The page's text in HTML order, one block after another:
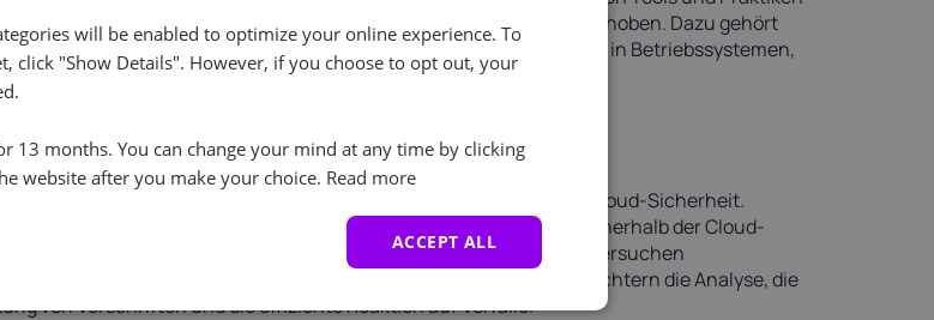
werden Sicherheitslücken effizient erkannt und behoben. Dazu gehört
Anwendung von Patches zur Behebung bekannter Schwachstellen in Betriebssystemen,
und Protokollierung:
Überwachung von Cloud-Umgebungen ist ein wichtiger Aspekt der Cloud-Sicherheit.
Tools verfolgen und analysieren die Aktivitäten innerhalb der Cloud-
geben bei verdächtigem Verhalten oder unberechtigten Zugriffsversuchen
werden geführt und erleichtern die Analyse, die
von Vorschriften und die effiziente Reaktion auf Vorfälle.
will be enabled to optimize your online experience. To
click "Show Details". However, if you choose to opt out, your
13 months. You can change your mind at any time by clicking
website after you make your choice. Read more
ACCEPT ALL